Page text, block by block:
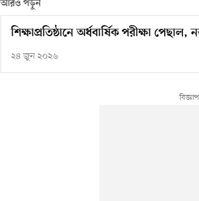
আরও পড়ুন
শিক্ষাপ্রতিষ্ঠানে অর্ধবার্ষিক পরীক্ষা
২৪ জুন ২০২৬